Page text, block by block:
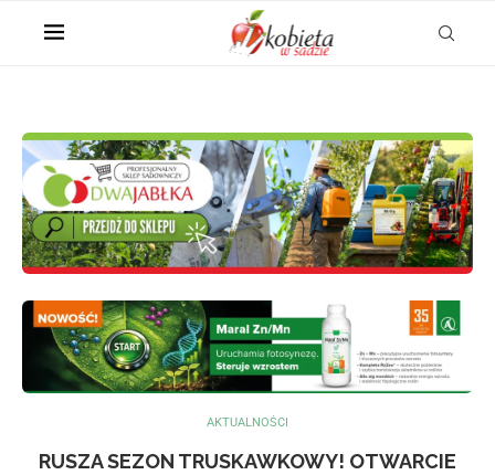
AKTUALNOŚCI
RUSZA SEZON TRUSKAWKOWY! OTWARCIE